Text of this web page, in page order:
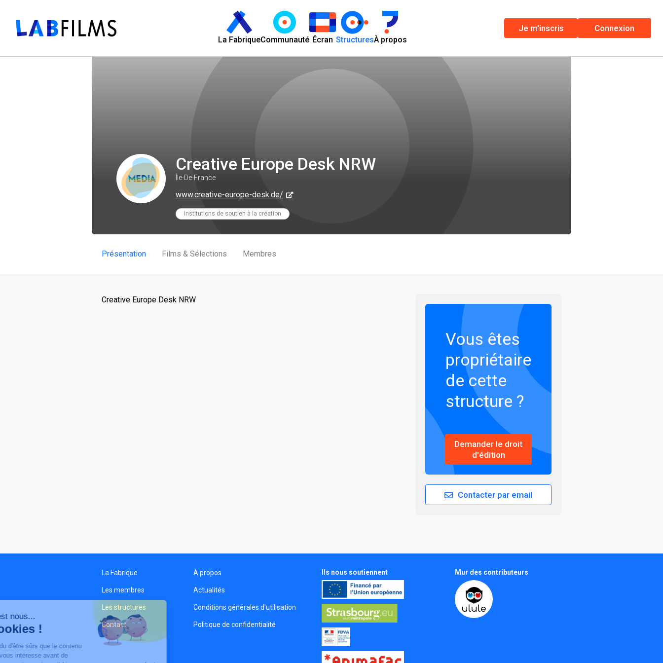
La FabriqueCommunauté Écran StructuresÀ propos
Je m'inscris Connexion
Creative Europe Desk NRW
Île-De-France
www.creative-europe-desk.de/
Institutions de soutien à la création
Présentation Films & Sélections Membres
Creative Europe Desk NRW
Vous êtes
propriétaire
de cette
structure ?
Demander le droit
d'édition
Contacter par email
La Fabrique
Les membres
Les structures
Contact
À propos
Actualités
Conditions générales d'utilisation
Politique de confidentialité
Ils nous soutiennent Mur des contributeurs
Salut c'est nous...
les Cookies !
On a attendu d'être sûrs que le contenu
de ce site vous intéresse avant de